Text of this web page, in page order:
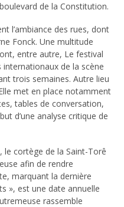
de la Constitution.
l’ambiance des rues, dont
Fonck. Une multitude
entre autre, Le festival
de la scène
trois semaines. Autre lieu
met en place notamment
tables de conversation,
d’une analyse critique de
cortège de la Saint-Torê
afin de rendre
marquant la dernière
», est une date annuelle
rassemble